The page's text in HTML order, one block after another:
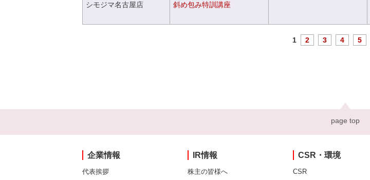
シモジマ名古屋店 斜め包み特訓講座
1 2 3 4 5
page top
企業情報
代表挨拶
IR情報
株主の皆様へ
CSR・環境
CSR